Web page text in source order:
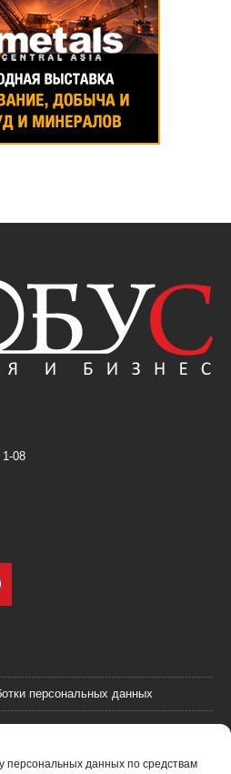
персональных данных по средствам
08
персональных данных
данных
(оферта)